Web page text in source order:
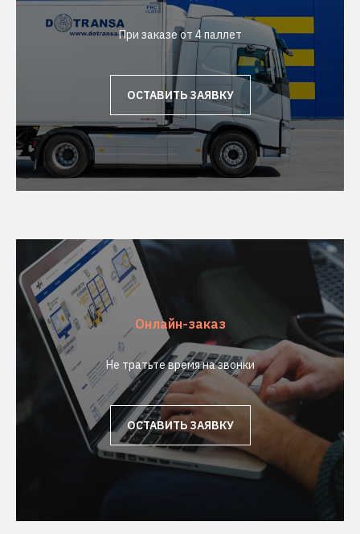
При заказе от 4 паллет
ОСТАВИТЬ ЗАЯВКУ
Онлайн-заказ
Не тратьте время на звонки
ОСТАВИТЬ ЗАЯВКУ